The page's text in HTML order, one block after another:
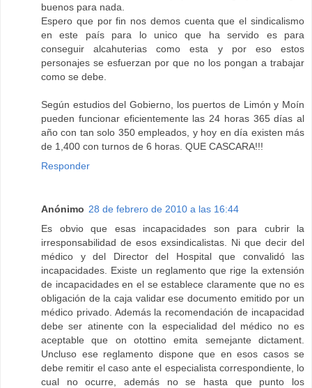
buenos para nada.
Espero que por fin nos demos cuenta que el sindicalismo
en este país para lo unico que ha servido es para
conseguir alcahuterias como esta y por eso estos
personajes se esfuerzan por que no los pongan a trabajar
como se debe.
Según estudios del Gobierno, los puertos de Limón y Moín
pueden funcionar eficientemente las 24 horas 365 días al
año con tan solo 350 empleados, y hoy en día existen más
de 1,400 con turnos de 6 horas. QUE CASCARA!!!
Responder
Anónimo 28 de febrero de 2010 a las 16:44
Es obvio que esas incapacidades son para cubrir la
irresponsabilidad de esos exsindicalistas. Ni que decir del
médico y del Director del Hospital que convalidó las
incapacidades. Existe un reglamento que rige la extensión
de incapacidades en el se establece claramente que no es
obligación de la caja validar ese documento emitido por un
médico privado. Además la recomendación de incapacidad
debe ser atinente con la especialidad del médico no es
aceptable que on otottino emita semejante dictament.
Uncluso ese reglamento dispone que en esos casos se
debe remitir el caso ante el especialista correspondiente, lo
cual no ocurre, además no se hasta que punto los